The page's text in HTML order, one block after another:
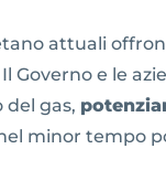
attuali
Governo e le
del gas,
minor tempo